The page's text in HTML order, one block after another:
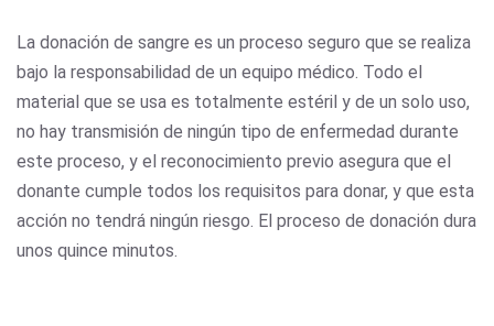
La donación de sangre es un proceso seguro que se realiza
bajo la responsabilidad de un equipo médico. Todo el
material que se usa es totalmente estéril y de un solo uso,
no hay transmisión de ningún tipo de enfermedad durante
este proceso, y el reconocimiento previo asegura que el
donante cumple todos los requisitos para donar, y que esta
acción no tendrá ningún riesgo. El proceso de donación dura
unos quince minutos.